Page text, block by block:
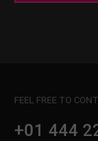
FEEL FREE TO
+01 444